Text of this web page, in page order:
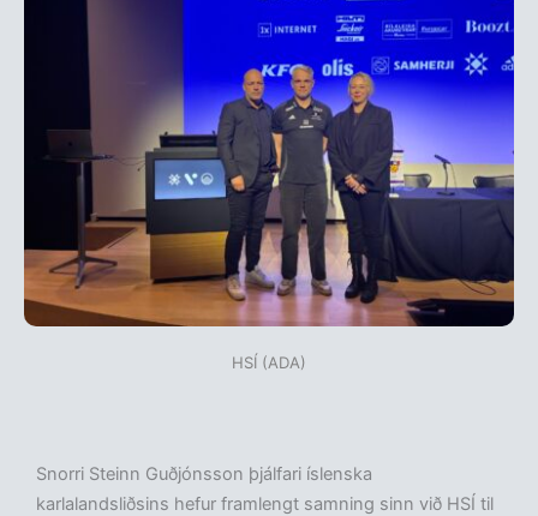
HSÍ (ADA)
Snorri Steinn Guðjónsson þjálfari íslenska
karlalandsliðsins hefur framlengt samning sinn við HSÍ til